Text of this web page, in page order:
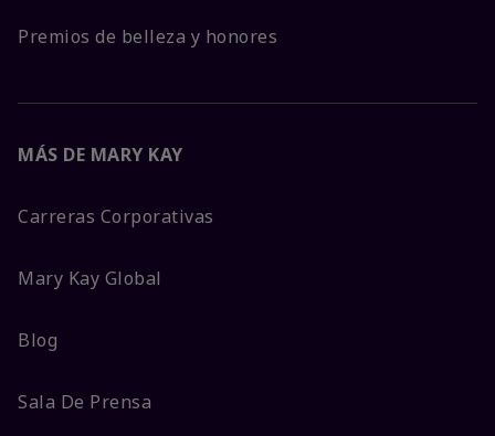
Premios de belleza y honores
MÁS DE MARY KAY
Carreras Corporativas
Mary Kay Global
Blog
Sala De Prensa